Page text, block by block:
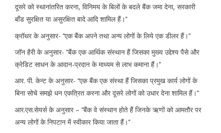
दूसरे को स्थानांतरित करना, विनिमय के बिलों के बदले बैंक जमा देना, सरकारी
बाँड सुरक्षित या असुरक्षित बादे आदि शामिल हैं।’’
क्रॉथर के अनुसार- ‘‘एक बैंक अपने तथा अन्य लोगों के लिये एक डीलर हैं।’’
जॉन हैरी के अनुसार- ‘‘बैंक एक आर्थिक संस्थान हैं जिसका मुख्य उद्देश्य पैसे और
क्रेडिट साधन के आदान-प्रदान के माध्यम से लाभ कमाना हैं।’’
आर. पी. केन्ट के अनुसार- ‘‘एक बैंक एक संस्था हैं जिसका प्रमुख कार्य लोगों के
बिना सोचे समझे धन एकत्रित करना और दूसरे लोगों को उधार देना शामिल हैं।’’
आर.एस.सेयर्स के अनुसार – ‘‘बैंक वे संस्थान होते हैं जिनके ऋणों को आमतौर पर
अन्य लोगों के निपटान में स्वीकार किया जाता हैं।’’